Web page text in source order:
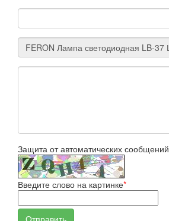
Защита от автоматических сообщений
Введите слово на картинке*